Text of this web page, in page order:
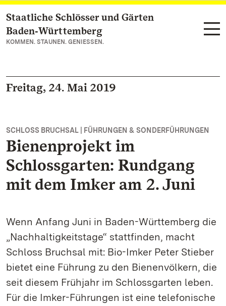
Zum Hauptinhalt springen
Staatliche Schlösser und Gärten
Baden‑Württemberg
KOMMEN. STAUNEN. GENIESSEN.
Freitag, 24. Mai 2019
SCHLOSS BRUCHSAL | FÜHRUNGEN & SONDERFÜHRUNGEN
Bienenprojekt im
Schlossgarten: Rundgang
mit dem Imker am 2. Juni
Wenn Anfang Juni in Baden-Württemberg die
„Nachhaltigkeitstage“ stattfinden, macht
Schloss Bruchsal mit: Bio-Imker Peter Stieber
bietet eine Führung zu den Bienenvölkern, die
seit diesem Frühjahr im Schlossgarten leben.
Für die Imker-Führungen ist eine telefonische